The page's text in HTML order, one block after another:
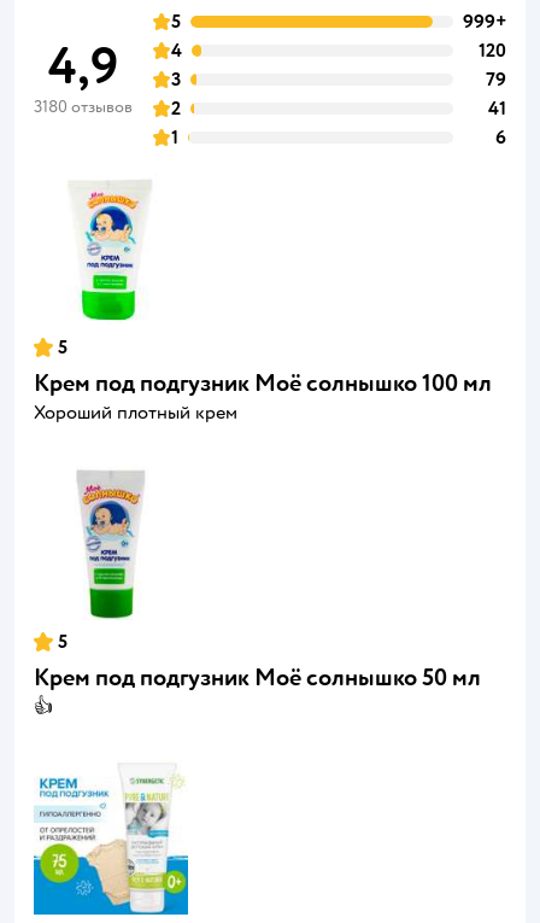
4,9
3180 отзывов
5
999+
4
120
3
79
2
41
1
6
5
Крем под подгузник Моё солнышко 100 мл
Хороший плотный крем
5
Крем под подгузник Моё солнышко 50 мл
👍